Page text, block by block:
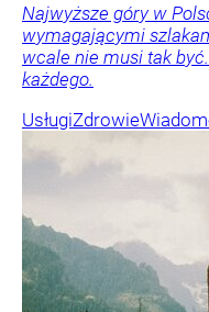
Najwyższe góry w
wymagającymi
wcale nie musi tak
każdego.
UsługiZdrowie